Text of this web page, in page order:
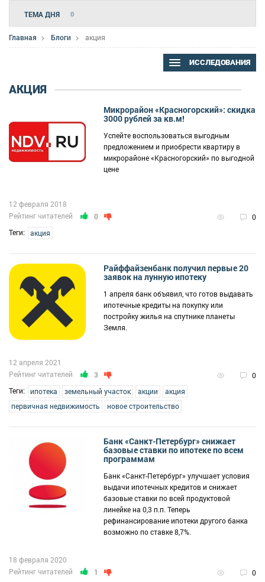
ТЕМА ДНЯ 0
Главная Блоги акция
ИССЛЕДОВАНИЯ
АКЦИЯ
Микрорайон «Красногорский»: скидка
3000 рублей за кв.м!
Успейте воспользоваться выгодным
предложением и приобрести квартиру в
микрорайоне «Красногорский» по выгодной
цене
Рейтинг читателей 0 0
12 февраля 2018
Теги: акция
Райффайзенбанк получил первые 20
заявок на лунную ипотеку
1 апреля банк объявил, что готов выдавать
ипотечные кредиты на покупку или
постройку жилья на спутнике планеты
Земля.
Рейтинг читателей 3 0
12 апреля 2021
Теги: ипотека земельный участок акции
акция
первичная недвижимость
новое строительство
Банк «Санкт-Петербург» снижает
базовые ставки по ипотеке по всем
программам
Банк «Санкт-Петербург» улучшает условия
выдачи ипотечных кредитов и снижает
базовые ставки по всей продуктовой
линейке на 0,3 п.п. Теперь
рефинансирование ипотеки другого банка
возможно по ставке 8,7%.
Рейтинг читателей 1 0
18 февраля 2020